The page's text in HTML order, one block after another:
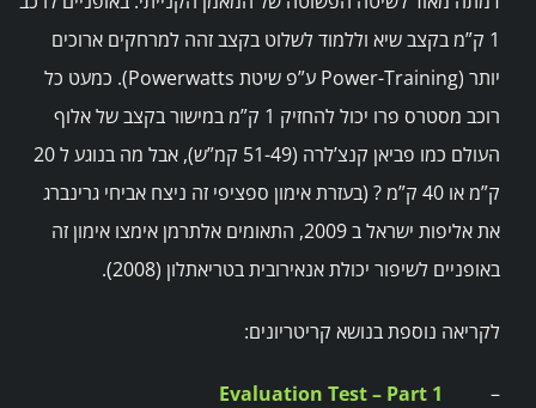
1 ק”מ בקצב שיא וללמוד לשלוט בקצב זהה למרחקים ארוכים
יותר (Power-Training ע”פ שיטת Powerwatts). כמעט כל
רוכב מסטרס פרו יכול להחזיק 1 ק”מ במישור בקצב של אלוף
העולם כמו פביאן קנצ’לרה (51-49 קמ”ש), אבל מה בנוגע ל 20
ק”מ או 40 ק”מ ? (בעזרת אימון ספציפי זה ניצח אביחי גרינברג
את אליפות ישראל ב 2009, התאומים אלתרמן אימצו אימון זה
באופניים לשיפור יכולת אנאירובית בטריאתלון (2008).
לקריאה נוספת בנושא קריטריונים:
–
Evaluation Test – Part 1